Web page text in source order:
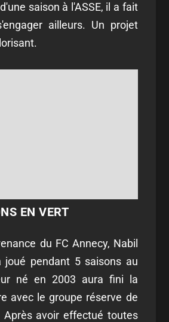
saison à l'ASSE, il a fait
ailleurs. Un projet
EN VERT
du FC Annecy, Nabil
joué pendant 5 saisons au
né en 2003 aura fini la
avec le groupe réserve de
Après avoir effectué toutes